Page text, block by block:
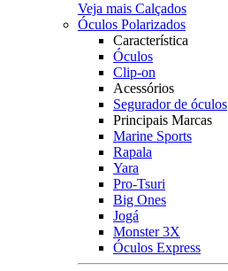
Veja mais Calçados
Óculos Polarizados
Característica
Óculos
Clip-on
Acessórios
Segurador de óculos
Principais Marcas
Marine Sports
Rapala
Yara
Pro-Tsuri
Big Ones
Jogá
Monster 3X
Óculos Express